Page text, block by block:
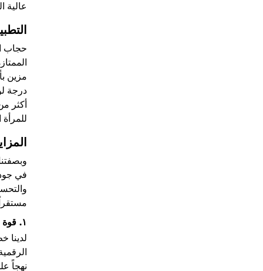
حجاب
مزين
درجة
أكثر
للمرأة
في
١. قوة إنتاج احترافية وقدرة توريد مستقرة
لدينا
نهجاً